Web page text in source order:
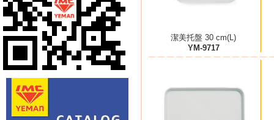
潔美托盤 30 cm(L)
YM-9717